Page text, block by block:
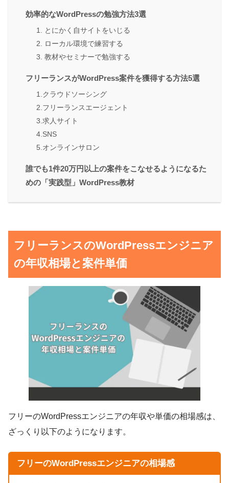
効率的なWordPressの勉強方法3選
1. とにかく自サイトをいじる
2. ローカル環境で練習する
3. 教材やセミナーで勉強する
フリーランスがWordPress案件を獲得する方法5選
1.クラウドソーシング
2.フリーランスエージェント
3.求人サイト
4.SNS
5.オンラインサロン
誰でも1件20万円以上の案件をこなせるようになるた
めの「実践型」WordPress教材
フリーランスのWordPressエンジニア
の年収相場と案件単価
フリーのWordPressエンジニアの年収や単価の相場感は、
ざっくり以下のようになります。
フリーのWordPressエンジニアの相場感